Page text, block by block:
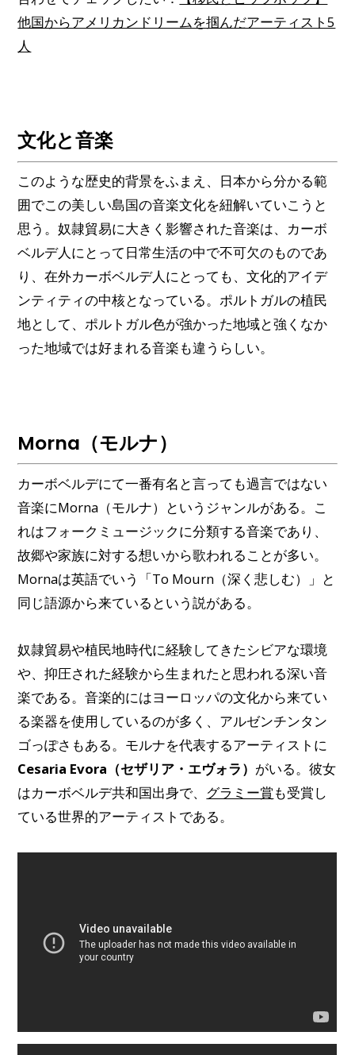
他国からアメリカンドリームを掴んだアーティスト5
人
文化と音楽
このような歴史的背景をふまえ、日本から分かる範
囲でこの美しい島国の音楽文化を紐解いていこうと
思う。奴隷貿易に大きく影響された音楽は、カーボ
ベルデ人にとって日常生活の中で不可欠のものであ
り、在外カーボベルデ人にとっても、文化的アイデ
ンティティの中核となっている。ポルトガルの植民
地として、ポルトガル色が強かった地域と強くなか
った地域では好まれる音楽も違うらしい。
Morna（モルナ）
カーボベルデにて一番有名と言っても過言ではない
音楽にMorna（モルナ）というジャンルがある。こ
れはフォークミュージックに分類する音楽であり、
故郷や家族に対する想いから歌われることが多い。
Mornaは英語でいう「To Mourn（深く悲しむ）」と
同じ語源から来ているという説がある。
奴隷貿易や植民地時代に経験してきたシビアな環境
や、抑圧された経験から生まれたと思われる深い音
楽である。音楽的にはヨーロッパの文化から来てい
る楽器を使用しているのが多く、アルゼンチンタン
ゴっぽさもある。モルナを代表するアーティストに
Cesaria Evora（セザリア・エヴォラ） がいる。彼女
はカーボベルデ共和国出身で、 グラミー賞も受賞し
ている世界的アーティストである。